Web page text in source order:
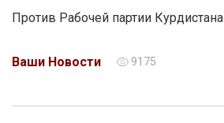
Против Рабочей партии Курдистана
Ваши Новости 9175